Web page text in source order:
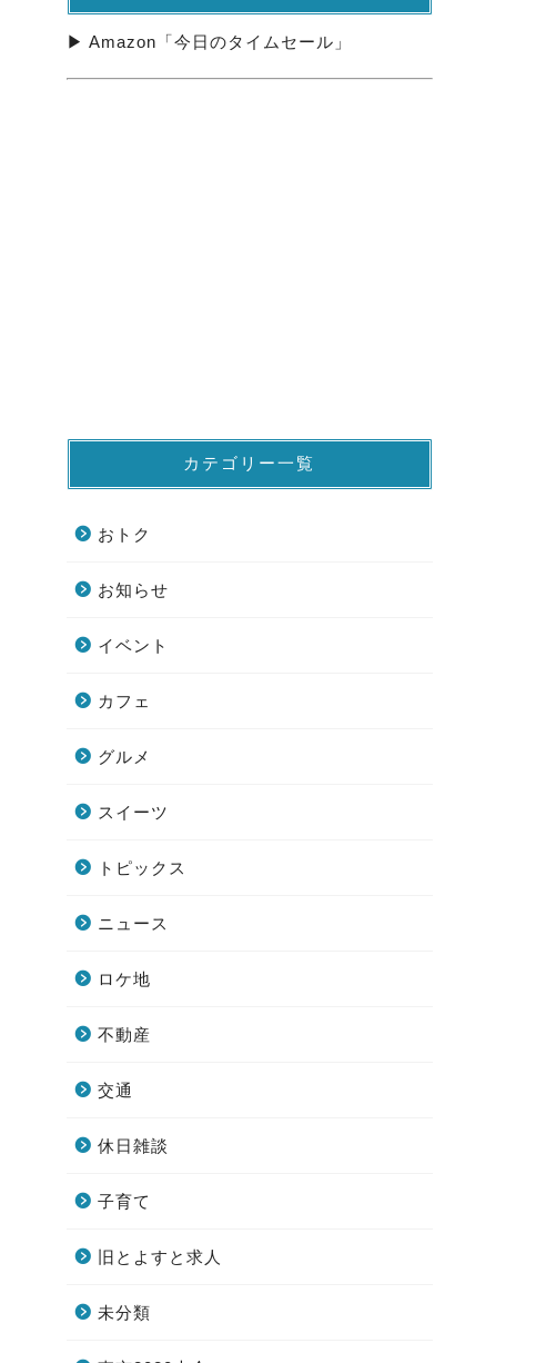
▶ Amazon「今日のタイムセール」
カテゴリー一覧
おトク
お知らせ
イベント
カフェ
グルメ
スイーツ
トピックス
ニュース
ロケ地
不動産
交通
休日雑談
子育て
旧とよすと求人
未分類